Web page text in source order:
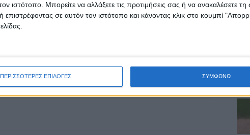
ιστότοπο. Μπορείτε να αλλάξετε τις προτιμήσεις σας ή να ανακαλέσετε
επιστρέφοντας σε αυτόν τον ιστότοπο και κάνοντας κλικ στο κουμπί
ΠΕΡΙΣΣΟΤΕΡΕΣ ΕΠΙΛΟΓΕΣ ΣΥΜΦΩΝΩ
Πρωινή Εφημερίδα της Καρδίτσας